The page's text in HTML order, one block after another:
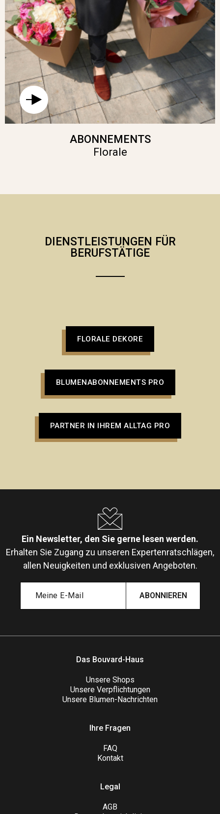
ABONNEMENTS
Florale
DIENSTLEISTUNGEN FÜR
BERUFSTÄTIGE
FLORALE DEKORE
BLUMENABONNEMENTS PRO
PARTNER IN IHREM ALLTAG PRO
Ein Newsletter, den Sie gerne lesen werden.
Erhalten Sie Zugang zu unseren Expertenratschlägen,
allen Neuigkeiten und exklusiven Angeboten.
ABONNIEREN
Das Bouvard-Haus
Unsere Shops
Unsere Verpflichtungen
Unsere Blumen-Nachrichten
Ihre Fragen
FAQ
Kontakt
Legal
AGB